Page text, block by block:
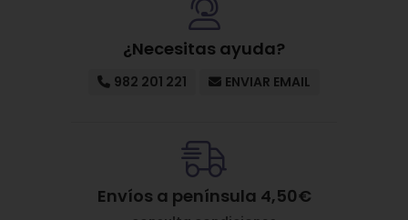
¿Necesitas ayuda?
982 201 221 ENVIAR EMAIL
Envíos a península 4,50€